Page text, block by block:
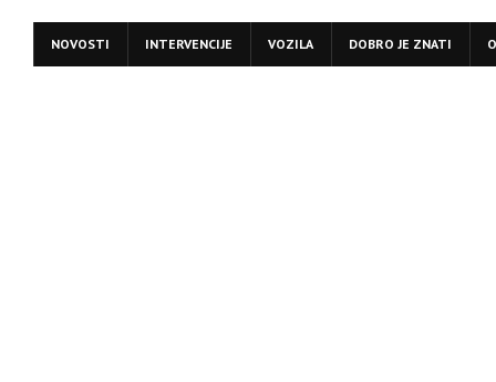
NOVOSTI INTERVENCIJE VOZILA DOBRO JE ZNATI